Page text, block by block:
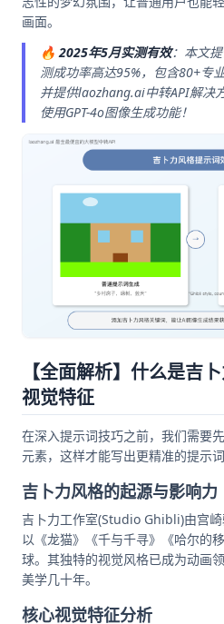
画面。
🔥 2025年5月实测有效：本文
测成功率高达95%，包含80+专
并提供laozhang.ai中转API解决
使用GPT-4o图像生成功能！
【全面解析】什么是吉
视觉特征
在深入提示词技巧之前，我们需要
元素，这样才能写出更精准的提示
吉卜力风格的起源与影响力
吉卜力工作室(Studio Ghibli)由宫崎
以《龙猫》《千与千寻》《哈尔的
球。其独特的视觉风格已成为动画
美学几十年。
核心视觉特征分析